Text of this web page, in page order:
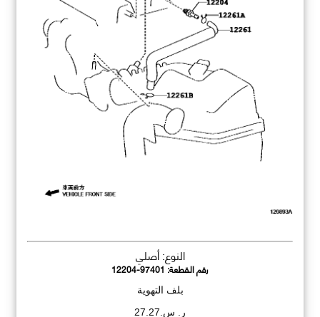
النوع: أصلي
رقم القطعة:12204-97401
بلف التهوية
ر. س.27.27